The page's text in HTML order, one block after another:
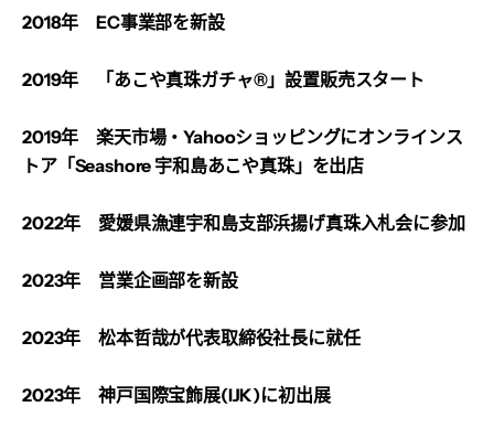
2018年 EC事業部を新設
2019年 「あこや真珠ガチャ®」設置販売スタート
2019年 楽天市場・Yahooショッピングにオンラインス
トア「Seashore 宇和島あこや真珠」を出店
2022年 愛媛県漁連宇和島支部浜揚げ真珠入札会に参加
2023年 営業企画部を新設
2023年 松本哲哉が代表取締役社長に就任
2023年 神戸国際宝飾展(IJK)に初出展